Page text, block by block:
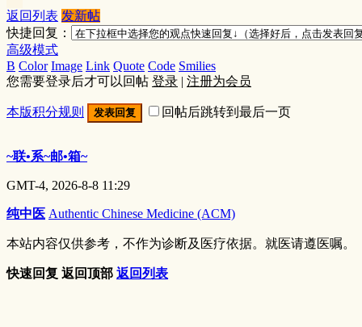
返回列表 发新帖
快捷回复：
高级模式
B Color Image Link Quote Code Smilies
您需要登录后才可以回帖 登录 | 注册为会员
本版积分规则 发表回复 回帖后跳转到最后一页
~联•系~邮•箱~
GMT-4, 2026-8-8 11:29
纯中医 Authentic Chinese Medicine (ACM)
本站内容仅供参考，不作为诊断及医疗依据。就医请遵医嘱。
快速回复 返回顶部 返回列表